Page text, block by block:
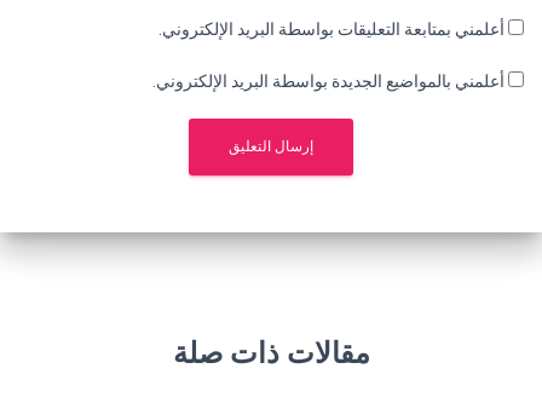
أعلمني بمتابعة التعليقات بواسطة البريد الإلكتروني.
أعلمني بالمواضيع الجديدة بواسطة البريد الإلكتروني.
مقالات ذات صلة